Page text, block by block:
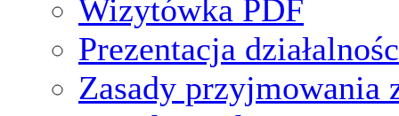
Wizytówka PDF
Prezentacja
Zasady przyjmowania